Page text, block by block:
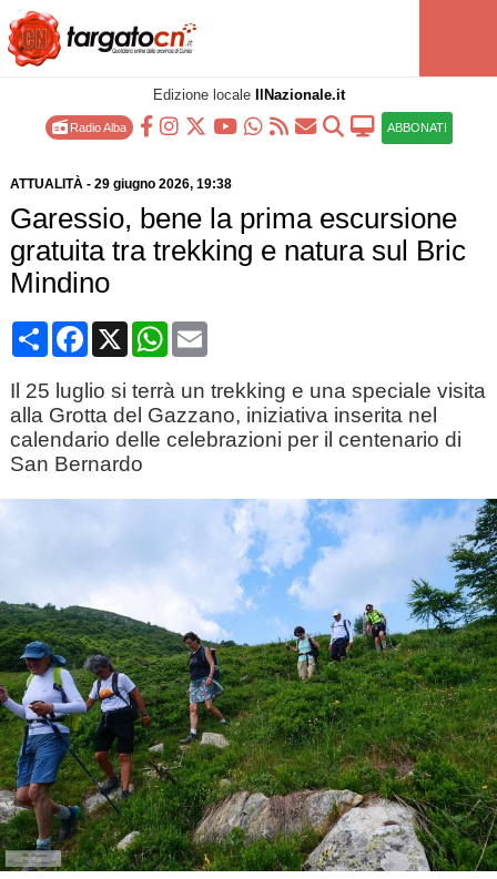
Edizione locale IlNazionale.it
Radio Alba ABBONATI
ATTUALITÀ- 29 giugno 2026, 19:38
Garessio, bene la prima escursione
gratuita tra trekking e natura sul Bric
Mindino
CondividiFacebook
X WhatsApp
Email
Il 25 luglio si terrà un trekking e una speciale visita
alla Grotta del Gazzano, iniziativa inserita nel
calendario delle celebrazioni per il centenario di
San Bernardo